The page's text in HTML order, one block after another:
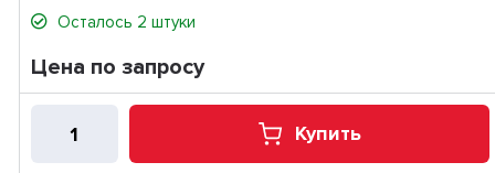
Осталось 2 штуки
Цена по запросу
Купить